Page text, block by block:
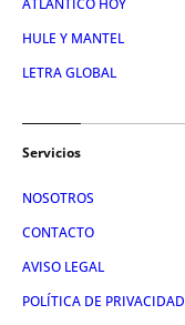
ATLÁNTICO HOY
HULE Y MANTEL
LETRA GLOBAL
Servicios
NOSOTROS
CONTACTO
AVISO LEGAL
POLÍTICA DE PRIVACIDAD